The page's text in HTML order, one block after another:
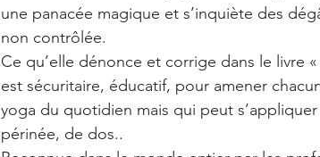
une panacée magique et s’inquiète des
non contrôlée.
Ce qu’elle dénonce et corrige dans le livre
est sécuritaire, éducatif, pour amener
yoga du quotidien mais qui peut
périnée, de dos..